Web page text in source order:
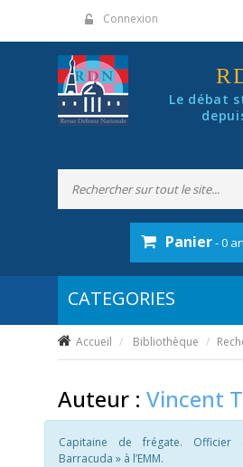
Connexion
Le débat
Panier- 0
Accueil Bibliothèque
Auteur : Vincent
Capitaine de frégate.
Barracuda » à l’EMM.